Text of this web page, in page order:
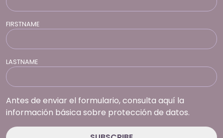
FIRSTNAME
LASTNAME
Antes de enviar el formulario, consulta aquí la
información básica sobre protección de datos.